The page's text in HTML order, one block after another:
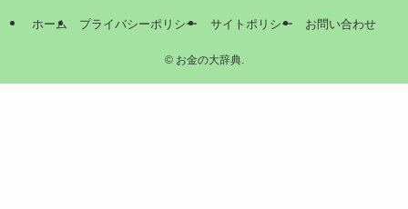
ホーム プライバシーポリシー サイトポリシー お問い合わせ
©お金の大辞典.